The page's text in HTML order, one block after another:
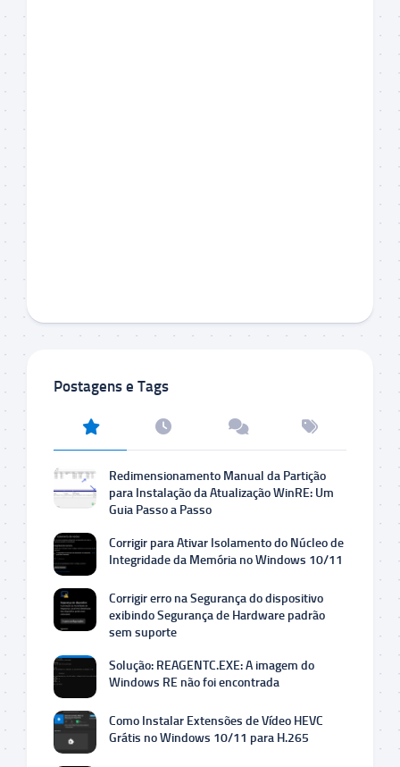
Postagens e Tags
Redimensionamento Manual da Partição
para Instalação da Atualização WinRE: Um
Guia Passo a Passo
Corrigir para Ativar Isolamento do Núcleo de
Integridade da Memória no Windows 10/11
Corrigir erro na Segurança do dispositivo
exibindo Segurança de Hardware padrão
sem suporte
Solução: REAGENTC.EXE: A imagem do
Windows RE não foi encontrada
Como Instalar Extensões de Vídeo HEVC
Grátis no Windows 10/11 para H.265